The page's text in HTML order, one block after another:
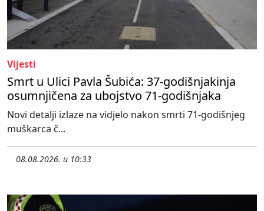
Vijesti
Smrt u Ulici Pavla Šubića: 37-godišnjakinja
osumnjičena za ubojstvo 71-godišnjaka
Novi detalji izlaze na vidjelo nakon smrti 71-godišnjeg
muškarca č...
08.08.2026. u 10:33